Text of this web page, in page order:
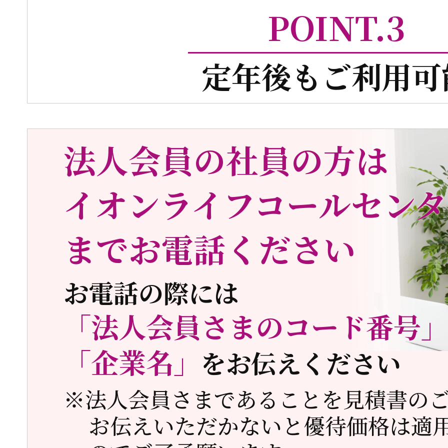
POINT.3
定年後もご利用
法人会員の社員の方は
イオンライフコールセン
までお電話ください
お電話の際には
「法人会員さまのコード番号
「企業名」 をお伝えください
※法人会員さまであることを見積書の
お伝えいただかないと優待価格は適